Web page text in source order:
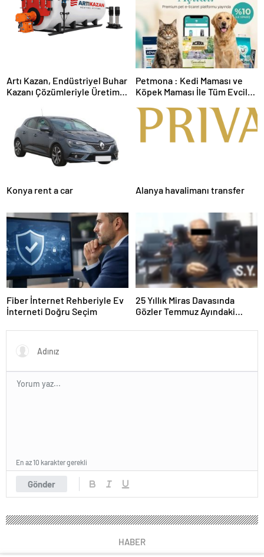
Artı Kazan, Endüstriyel Buhar
Kazanı Çözümleriyle Üretim
Sunuyor
Petmona : Kedi Maması ve
Köpek Maması İle Tüm Evcil
Konya rent a car Alanya havalimanı transfer
Fiber İnternet Rehberiyle Ev
İnterneti Doğru Seçim
25 Yıllık Miras Davasında
Gözler Temmuz Ayındaki
Gönder
En az 10 karakter gerekli
HABER